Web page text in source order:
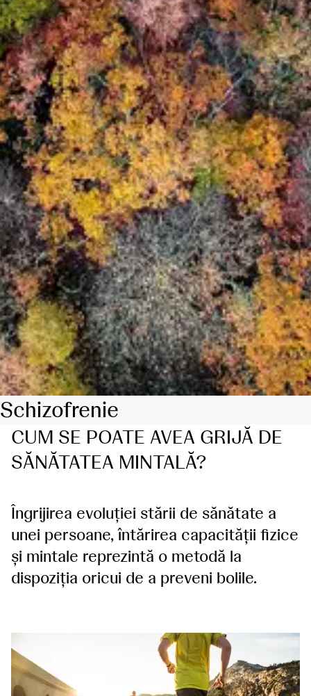
Schizofrenie
CUM SE POATE AVEA GRIJĂ DE
SĂNĂTATEA MINTALĂ?
Îngrijirea evoluției stării de sănătate a
unei persoane, întărirea capacității fizice
și mintale reprezintă o metodă la
dispoziția oricui de a preveni bolile.